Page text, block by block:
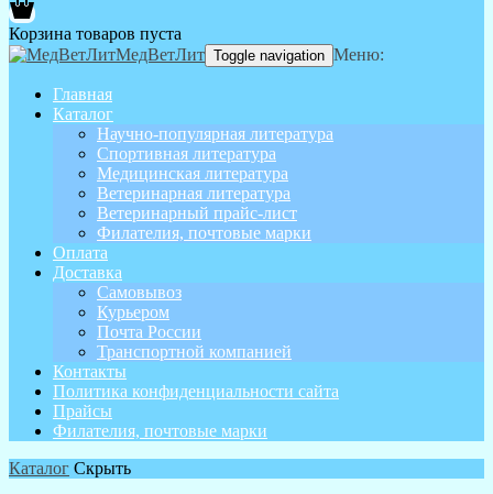
Корзина товаров пуста
МедВетЛит Toggle navigation Меню:
Главная
Каталог
Научно-популярная литература
Спортивная литература
Медицинская литература
Ветеринарная литература
Ветеринарный прайс-лист
Филателия, почтовые марки
Оплата
Доставка
Самовывоз
Курьером
Почта России
Транспортной компанией
Контакты
Политика конфиденциальности сайта
Прайсы
Филателия, почтовые марки
Каталог Скрыть